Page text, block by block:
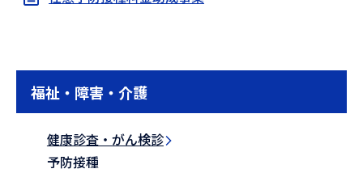
福祉・障害・介護
健康診査・がん検診
予防接種